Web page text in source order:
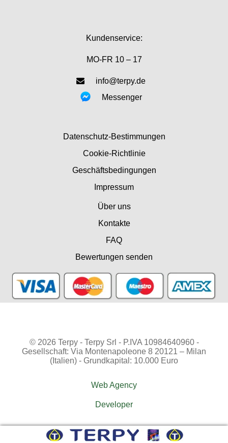
Kundenservice:
MO-FR 10 – 17
info@terpy.de
Messenger
Datenschutz-Bestimmungen
Cookie-Richtlinie
Geschäftsbedingungen
Impressum
Über uns
Kontakte
FAQ
Bewertungen senden
© 2026 Terpy - Terpy Srl - P.IVA 10984640960 -
Gesellschaft: Via Montenapoleone 8 20121 – Milan
(Italien) - Grundkapital: 10.000 Euro
Web Agency
Developer